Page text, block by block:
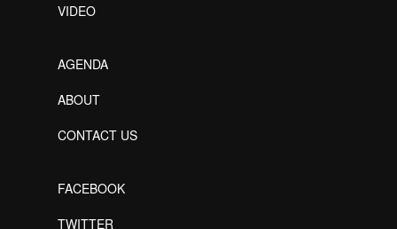
VIDEO
AGENDA
ABOUT
CONTACT US
FACEBOOK
TWITTER